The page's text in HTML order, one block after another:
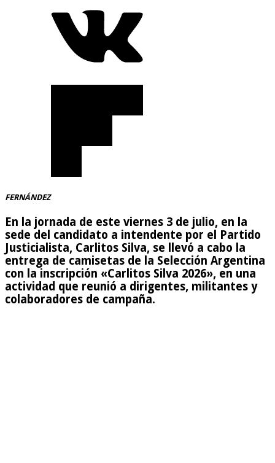
FERNÁNDEZ
En la jornada de este viernes 3 de julio, en la
sede del candidato a intendente por el Partido
Justicialista, Carlitos Silva, se llevó a cabo la
entrega de camisetas de la Selección Argentina
con la inscripción «Carlitos Silva 2026», en una
actividad que reunió a dirigentes, militantes y
colaboradores de campaña.